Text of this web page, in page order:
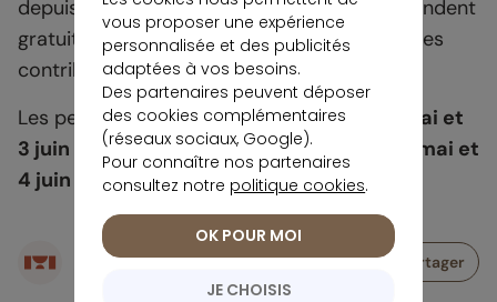
depuis 2010 : des experts-comptables répondent
gratuitement par téléphone aux questions des
contribuables au0 8000 65432
Les permanences sont prévues les20, 27 mai et
3 juin 2026de9h à 18h, ainsi que les
21, 28 mai et
4 juin 2026de9h à 21h.
Écrit par
Partager
vous proposer une expérience
personnalisée et des publicités
adaptées à vos besoins.
Des partenaires peuvent déposer
des cookies complémentaires
(réseaux sociaux, Google).
Pour connaître nos partenaires
consultez notre politique cookies.
JE CHOISIS
OK POUR MOI